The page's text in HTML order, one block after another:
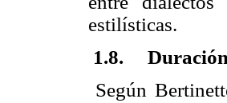
estilísticas.
1.8. Duración
Según